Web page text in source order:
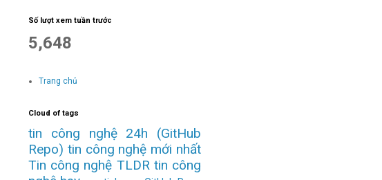
Số lượt xem tuần trước
5,648
Trang chủ
Cloud of tags
tin công nghệ 24h
(GitHub
Repo) tin công nghệ mới nhất
Tin công nghệ TLDR tin công